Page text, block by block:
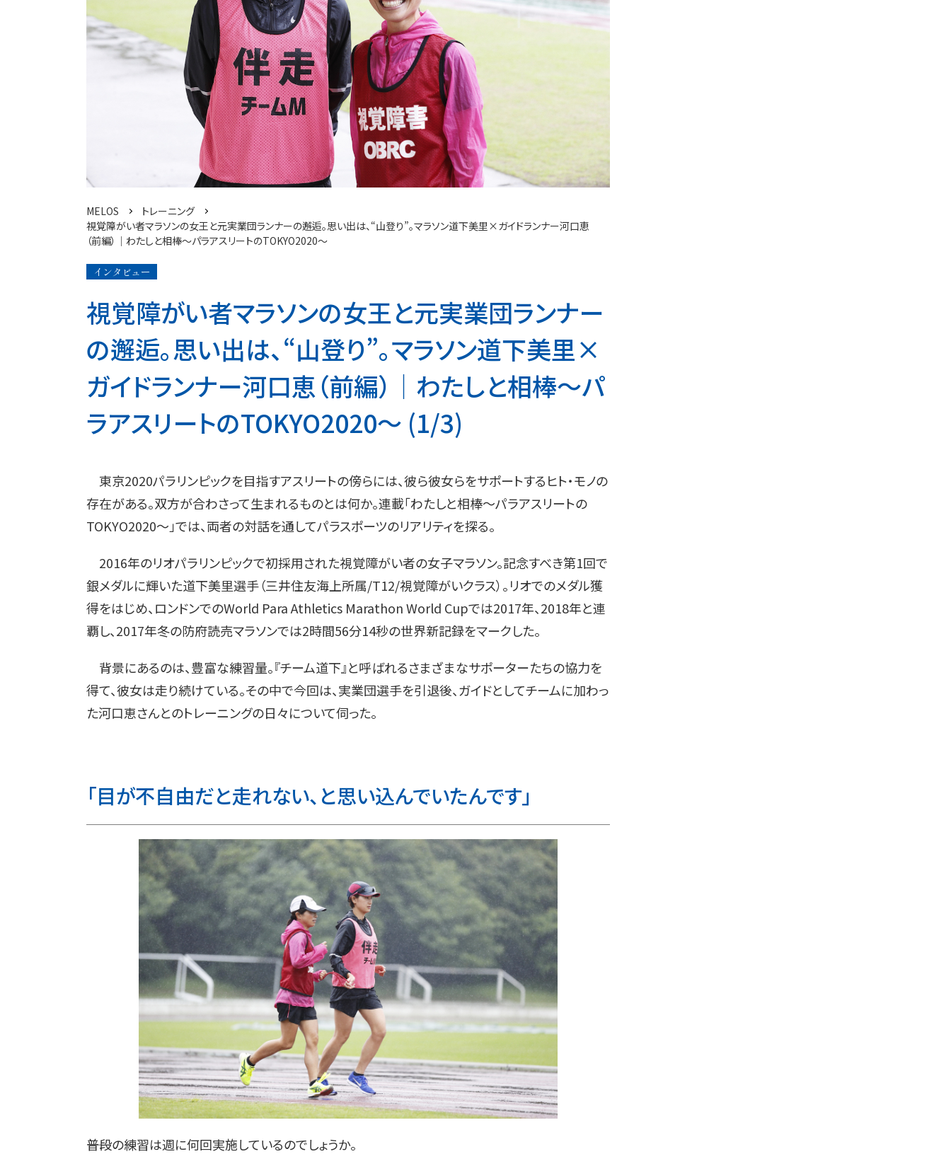
MELOS
トレーニング
視覚障がい者マラソンの女王と元実業団ランナーの邂逅。思い出は、“山登り”。マラソン道下美里×ガイドランナー河口恵
（前編）│わたしと相棒～パラアスリートのTOKYO2020～
インタビュー
視覚障がい者マラソンの女王と元実業団ランナー
の邂逅。思い出は、“山登り”。マラソン道下美里×
ガイドランナー河口恵（前編）│わたしと相棒～パ
ラアスリートのTOKYO2020～ (1/3)
東京2020パラリンピックを目指すアスリートの傍らには、彼ら彼女らをサポートするヒト・モノの
存在がある。双方が合わさって生まれるものとは何か。連載「わたしと相棒〜パラアスリートの
TOKYO2020〜」では、両者の対話を通してパラスポーツのリアリティを探る。
2016年のリオパラリンピックで初採用された視覚障がい者の女子マラソン。記念すべき第1回で
銀メダルに輝いた道下美里選手（三井住友海上所属/T12/視覚障がいクラス）。リオでのメダル獲
得をはじめ、ロンドンでのWorld Para Athletics Marathon World Cupでは2017年、2018年と連
覇し、2017年冬の防府読売マラソンでは2時間56分14秒の世界新記録をマークした。
背景にあるのは、豊富な練習量。『チーム道下』と呼ばれるさまざまなサポーターたちの協力を
得て、彼女は走り続けている。その中で今回は、実業団選手を引退後、ガイドとしてチームに加わっ
た河口恵さんとのトレーニングの日々について伺った。
「目が不自由だと走れない、と思い込んでいたんです」
――普段の練習は週に何回実施しているのでしょうか。